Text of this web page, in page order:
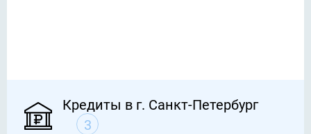
Кредиты в г. Санкт-Петербург
3